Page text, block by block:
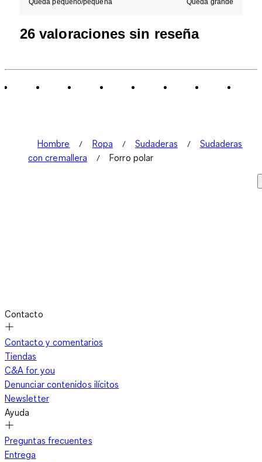
Queda pequeño/pequeña Queda grande
26 valoraciones sin reseña
Hombre Ropa Sudaderas
Sudaderas
con cremallera
Forro polar
Contacto
Contacto y comentarios
Tiendas
C&A for you
Denunciar contenidos ilícitos
Newsletter
Ayuda
Preguntas frecuentes
Entrega